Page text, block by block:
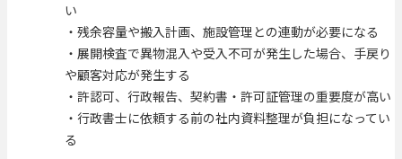
い
・残余容量や搬入計画、施設管理との連動が必要になる
・展開検査で異物混入や受入不可が発生した場合、手戻り
や顧客対応が発生する
・許認可、行政報告、契約書・許可証管理の重要度が高い
・行政書士に依頼する前の社内資料整理が負担になってい
る